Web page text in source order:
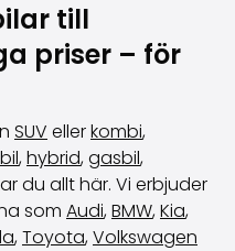
till
priser – för
SUV ellerkombi,
,hybrid,gasbil,
du allt här. Vi erbjuder
som Audi,BMW,Kia,
,Toyota,Volkswagen